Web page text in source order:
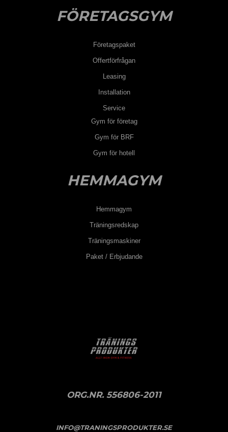
FÖRETAGSGYM
Företagspaket
Offertförfrågan
Leasing
Installation
Service
Gym för företag
Gym för BRF
Gym för hotell
HEMMAGYM
Hemmagym
Träningsredskap
Träningsmaskiner
Paket / Erbjudande
ORG.NR. 556806-2011
INFO@TRANINGSPRODUKTER.SE